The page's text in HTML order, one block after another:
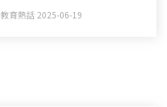
不等於有用
教育熱話 2025-06-19